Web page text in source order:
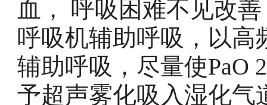
血， 呼吸困难不见改
呼吸机辅助呼吸，以高
辅助呼吸，尽量使PaO
予超声雾化吸入湿化气